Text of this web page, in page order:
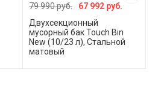
79 990 руб.
67 992 руб.
Двухсекционный
мусорный бак Touch Bin
New (10/23 л), Стальной
матовый